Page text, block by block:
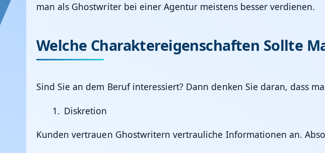
man als Ghostwriter bei einer Agentur meistens besser verdienen.
Welche Charaktereigenschaften Sollte
Sind Sie an dem Beruf interessiert? Dann denken Sie daran, dass
Diskretion
Kunden vertrauen Ghostwritern vertrauliche Informationen an.